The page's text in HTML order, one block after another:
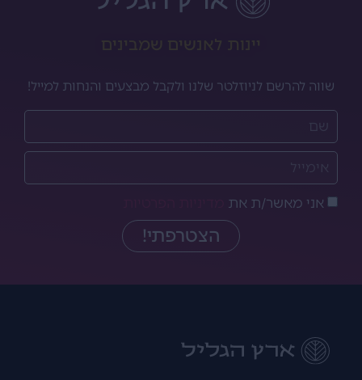
יינות לאנשים שמבינים
שווה להרשם לניוזלטר שלנו ולקבל מבצעים והנחות למייל!
אני מאשר/ת את
הצטרפתי!